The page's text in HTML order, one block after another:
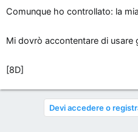
Comunque ho controllato: la
Mi dovrò accontentare di usare
[8D]
Devi accedere o